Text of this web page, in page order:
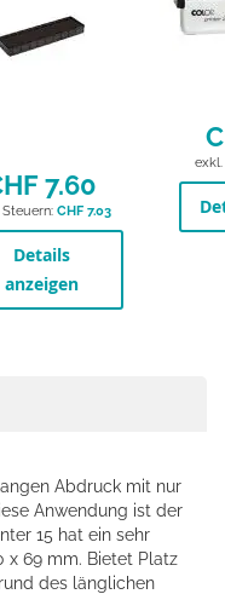
7.60
CHF 7.03
Details
anzeigen
Abdruck mit nur
Anwendung ist der
15 hat ein sehr
x 69 mm. Bietet Platz
des länglichen